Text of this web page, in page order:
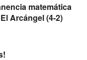
matemática
Arcángel (4-2)